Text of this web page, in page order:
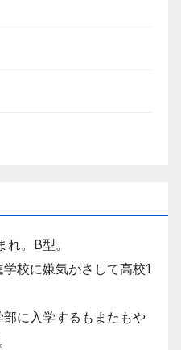
。B型。
校に嫌気がさして高校1
に入学するもまたもや